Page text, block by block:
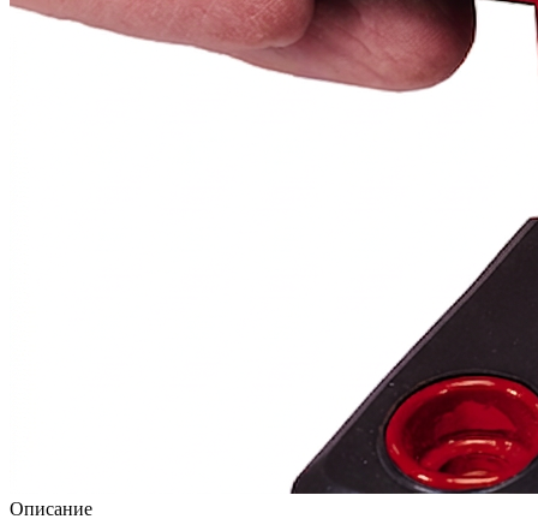
Описание